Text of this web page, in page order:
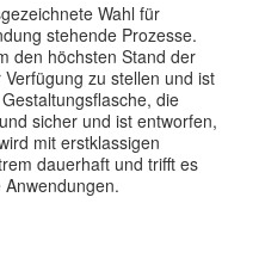
Wahl für
stehende Prozesse.
den höchsten Stand der
zu stellen und ist
die
sicher und ist entworfen,
mit erstklassigen
dauerhaft und trifft es